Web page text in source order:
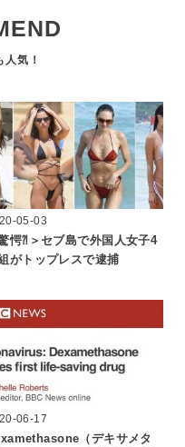
05-03
愕⁈＞セブ島で外国人女子4
がトップレスで逮捕
06-17
（デキサメタ